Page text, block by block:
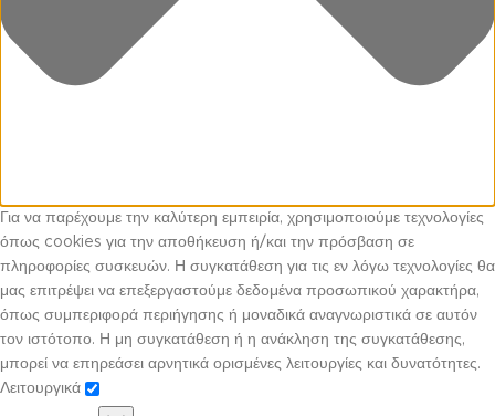
Για να παρέχουμε την καλύτερη εμπειρία, χρησιμοποιούμε τεχνολογίες
όπως cookies για την αποθήκευση ή/και την πρόσβαση σε
πληροφορίες συσκευών. Η συγκατάθεση για τις εν λόγω τεχνολογίες θα
μας επιτρέψει να επεξεργαστούμε δεδομένα προσωπικού χαρακτήρα,
όπως συμπεριφορά περιήγησης ή μοναδικά αναγνωριστικά σε αυτόν
τον ιστότοπο. Η μη συγκατάθεση ή η ανάκληση της συγκατάθεσης,
μπορεί να επηρεάσει αρνητικά ορισμένες λειτουργίες και δυνατότητες.
Λειτουργικά